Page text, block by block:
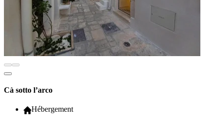
Cà sotto l’arco
Hébergement